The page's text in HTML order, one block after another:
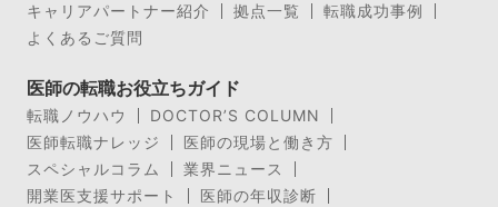
キャリアパートナー紹介
拠点一覧
転職成功事例
よくあるご質問
医師の転職お役立ちガイド
転職ノウハウ
DOCTOR’S COLUMN
医師転職ナレッジ
医師の現場と働き方
スペシャルコラム
業界ニュース
開業医支援サポート
医師の年収診断